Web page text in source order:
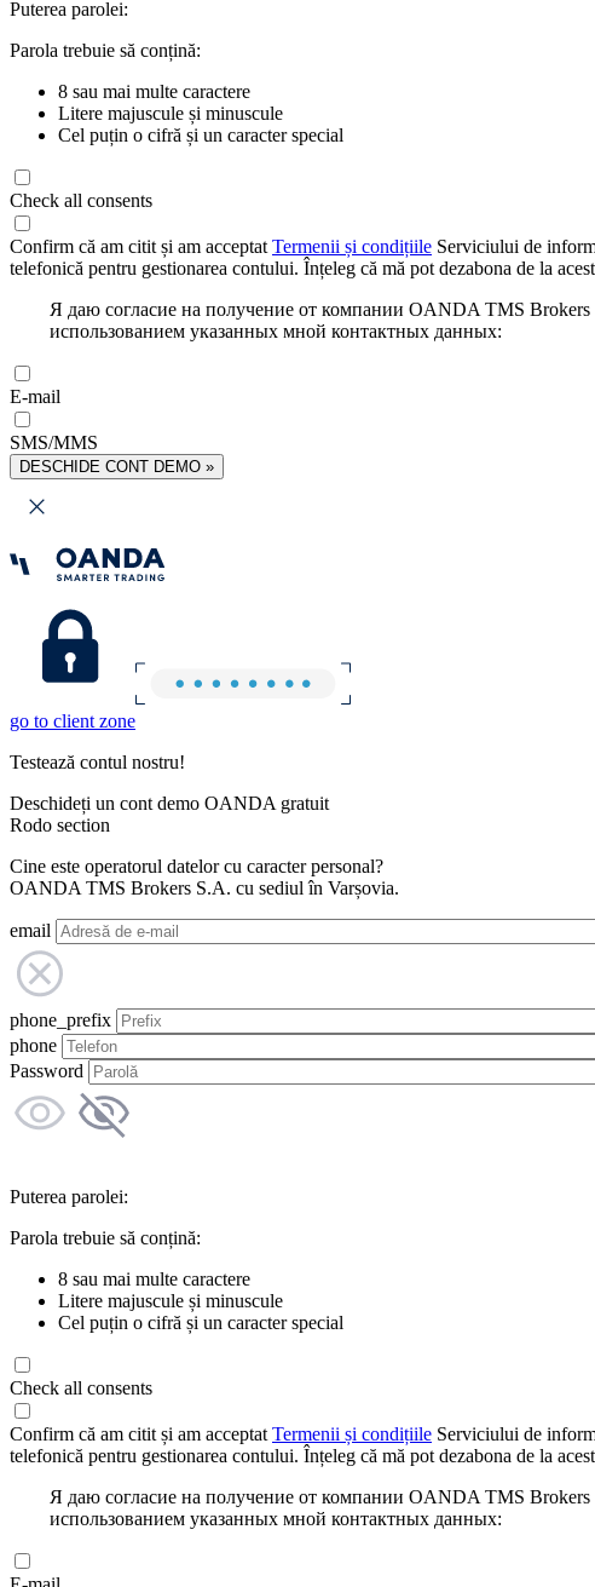
Puterea parolei:
Parola trebuie să conțină:
8 sau mai multe caractere
Litere majuscule și minuscule
Cel puțin o cifră și un caracter special
Check all consents
Confirm că am citit și am acceptat Termenii și condițiile Serviciului de
telefonică pentru gestionarea contului. Înțeleg că mă pot dezabona de la
Я даю согласие на получение от компании OANDA TMS
использованием указанных мной контактных данных:
E-mail
SMS/MMS
DESCHIDE CONT DEMO »
go to client zone
Testează contul nostru!
Deschideți un cont demo OANDA gratuit
Rodo section
Cine este operatorul datelor cu caracter personal?
OANDA TMS Brokers S.A. cu sediul în Varșovia.
email
phone_prefix
phone
Password
Puterea parolei:
Parola trebuie să conțină:
8 sau mai multe caractere
Litere majuscule și minuscule
Cel puțin o cifră și un caracter special
Check all consents
Confirm că am citit și am acceptat Termenii și condițiile Serviciului de
telefonică pentru gestionarea contului. Înțeleg că mă pot dezabona de la
Я даю согласие на получение от компании OANDA TMS
использованием указанных мной контактных данных: